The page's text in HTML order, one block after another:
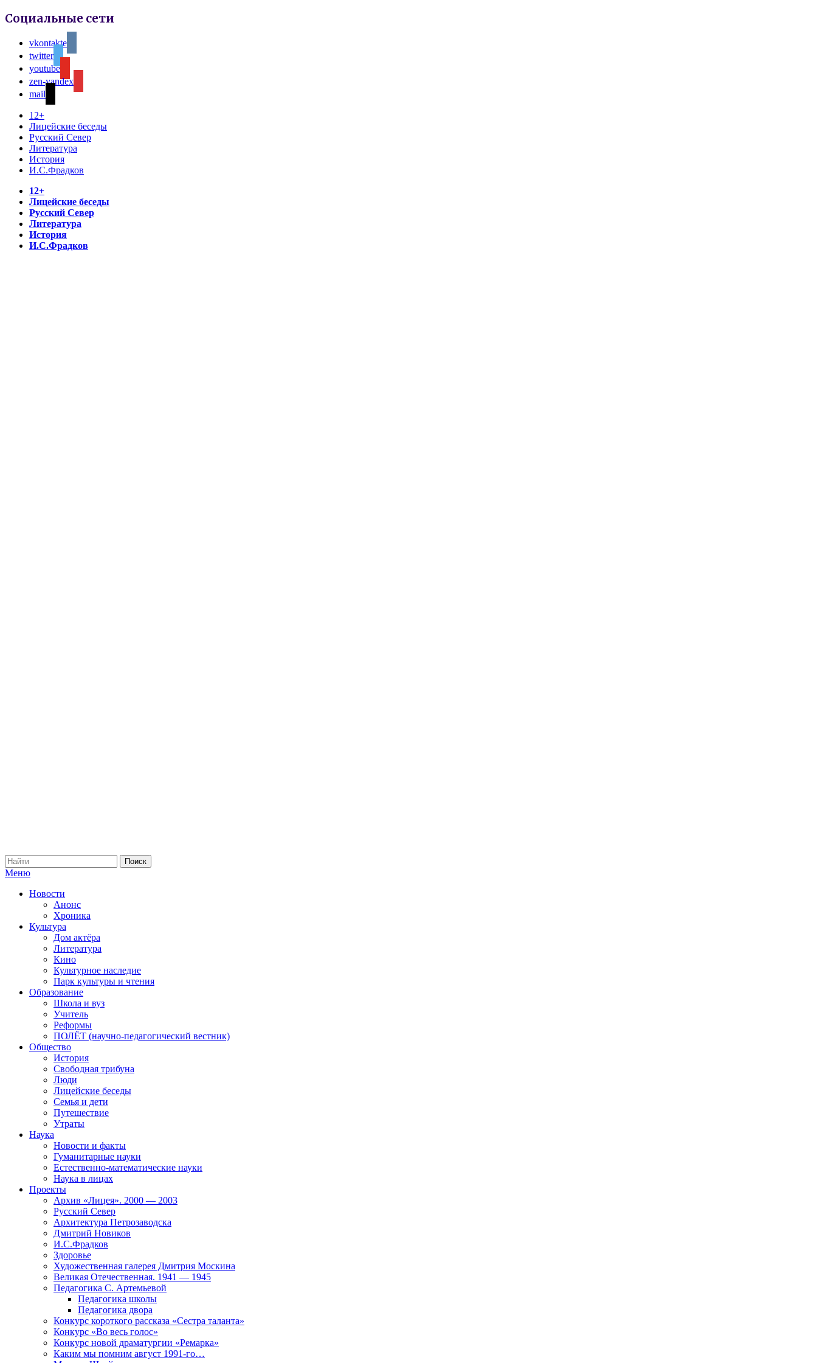
Социальные сети
vkontakte
twitter
youtube
zen-yandex
mail
12+
Лицейские беседы
Русский Север
Литература
История
И.С.Фрадков
12+
Лицейские беседы
Русский Север
Литература
История
И.С.Фрадков
Меню
Новости
Анонс
Хроника
Культура
Дом актёра
Литература
Кино
Культурное наследие
Парк культуры и чтения
Образование
Школа и вуз
Учитель
Реформы
ПОЛЁТ (научно-педагогический вестник)
Общество
История
Свободная трибуна
Люди
Лицейские беседы
Семья и дети
Путешествие
Утраты
Наука
Новости и факты
Гуманитарные науки
Естественно-математические науки
Наука в лицах
Проекты
Архив «Лицея». 2000 — 2003
Русский Север
Архитектура Петрозаводска
Дмитрий Новиков
И.С.Фрадков
Здоровье
Художественная галерея Дмитрия Москина
Великая Отечественная. 1941 — 1945
Педагогика С. Артемьевой
Педагогика школы
Педагогика двора
Конкурс короткого рассказа «Сестра таланта»
Конкурс «Во весь голос»
Конкурс новой драматургии «Ремарка»
Каким мы помним август 1991-го…